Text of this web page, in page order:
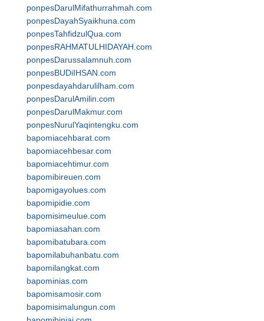
ponpesDarulMifathurrahmah.com
ponpesDayahSyaikhuna.com
ponpesTahfidzulQua.com
ponpesRAHMATULHIDAYAH.com
ponpesDarussalamnuh.com
ponpesBUDiIHSAN.com
ponpesdayahdarulilham.com
ponpesDarulAmilin.com
ponpesDarulMakmur.com
ponpesNurulYaqintengku.com
bapomiacehbarat.com
bapomiacehbesar.com
bapomiacehtimur.com
bapomibireuen.com
bapomigayolues.com
bapomipidie.com
bapomisimeulue.com
bapomiasahan.com
bapomibatubara.com
bapomilabuhanbatu.com
bapomilangkat.com
bapominias.com
bapomisamosir.com
bapomisimalungun.com